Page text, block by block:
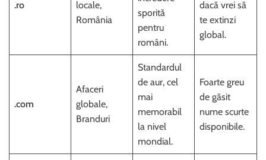
.ro
locale,
România
sporită
pentru
români.
dacă vrei să
te extinzi
global.
.com
Afaceri
globale,
Branduri
Standardul
de aur, cel
mai
memorabil
la nivel
mondial.
Foarte greu
de găsit
nume scurte
disponibile.